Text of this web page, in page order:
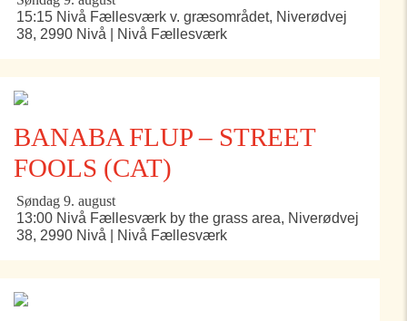
15:15 Nivå Fællesværk v. græsområdet, Niverødvej
38, 2990 Nivå | Nivå Fællesværk
BANABA FLUP – STREET
FOOLS (CAT)
Søndag 9. august
13:00 Nivå Fællesværk by the grass area, Niverødvej
38, 2990 Nivå | Nivå Fællesværk